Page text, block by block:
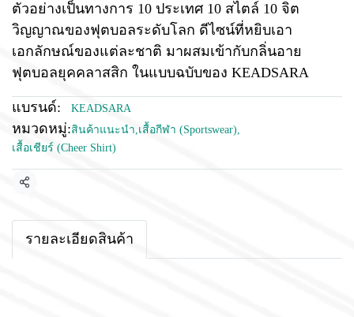
ตัวอย่างเป็นทางการ 10 ประเทศ 10 สไตล์ 10 จิต
วิญญาณของฟุตบอลระดับโลก ดีไซน์ที่หยิบเอา
เอกลักษณ์ของแต่ละชาติ มาผสมเข้ากับกลิ่นอาย
ฟุตบอลยุคคลาสสิก ในแบบฉบับของ KEADSARA
แบรนด์: KEADSARA
หมวดหมู่:สินค้าแนะนำ,เสื้อกีฬา (Sportswear),
เสื้อเชียร์ (Cheer Shirt)
แชร์
รายละเอียดสินค้า